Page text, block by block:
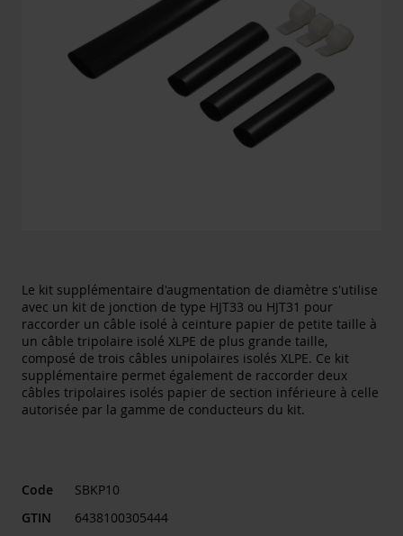
Le kit supplémentaire d'augmentation de diamètre s'utilise
avec un kit de jonction de type HJT33 ou HJT31 pour
raccorder un câble isolé à ceinture papier de petite taille à
un câble tripolaire isolé XLPE de plus grande taille,
composé de trois câbles unipolaires isolés XLPE. Ce kit
supplémentaire permet également de raccorder deux
câbles tripolaires isolés papier de section inférieure à celle
autorisée par la gamme de conducteurs du kit.
Code
SBKP10
GTIN
6438100305444